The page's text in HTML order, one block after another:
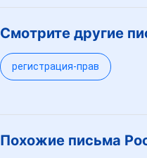
Смотрите другие
регистрация-прав
Похожие письма